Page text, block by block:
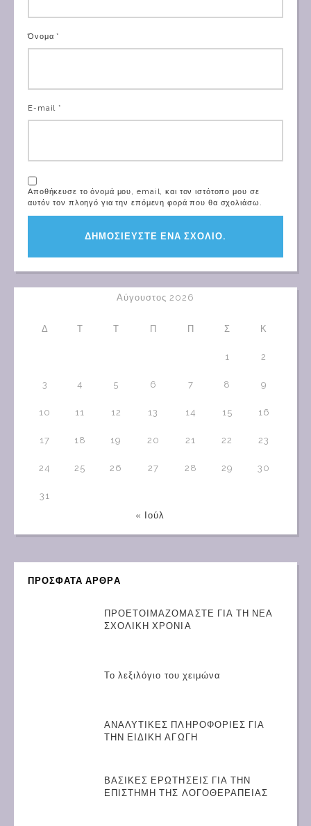
Όνομα *
E-mail *
Αποθήκευσε το όνομά μου, email, και τον ιστότοπο μου σε
αυτόν τον πλοηγό για την επόμενη φορά που θα σχολιάσω.
Αύγουστος 2026
Δ Τ Τ Π Π Σ Κ
1 2
3 4 5 6 7 8 9
10 11 12 13 14 15 16
17 18 19 20 21 22 23
24 25 26 27 28 29 30
31
« Ιούλ
ΠΡΟΣΦΑΤΑ ΑΡΘΡΑ
ΠΡΟΕΤΟΙΜΑΖΟΜΑΣΤΕ ΓΙΑ ΤΗ ΝΕΑ
ΣΧΟΛΙΚΗ ΧΡΟΝΙΑ
Το λεξιλόγιο του χειμώνα
ΑΝΑΛΥΤΙΚΕΣ ΠΛΗΡΟΦΟΡΙΕΣ ΓΙΑ
ΤΗΝ ΕΙΔΙΚΗ ΑΓΩΓΗ
ΒΑΣΙΚΕΣ ΕΡΩΤΗΣΕΙΣ ΓΙΑ ΤΗΝ
ΕΠΙΣΤΗΜΗ ΤΗΣ ΛΟΓΟΘΕΡΑΠΕΙΑΣ